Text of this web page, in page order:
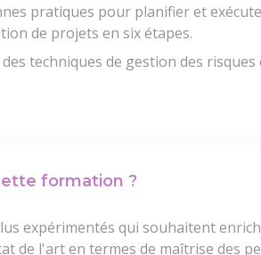
pratiques pour planifier et
de projets en six étapes.
techniques de gestion des risques
formation ?
expérimentés qui souhaitent
de l'art en termes de maîtrise des